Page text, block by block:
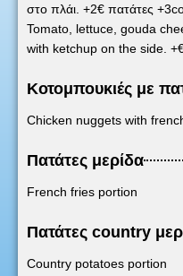
στο πλάι. +2€ πατάτες
Tomato, lettuce, gouda
with ketchup on the side.
Κοτομπουκιές με
Chicken nuggets with
Πατάτες μερίδα
French fries portion
Πατάτες country
Country potatoes portion